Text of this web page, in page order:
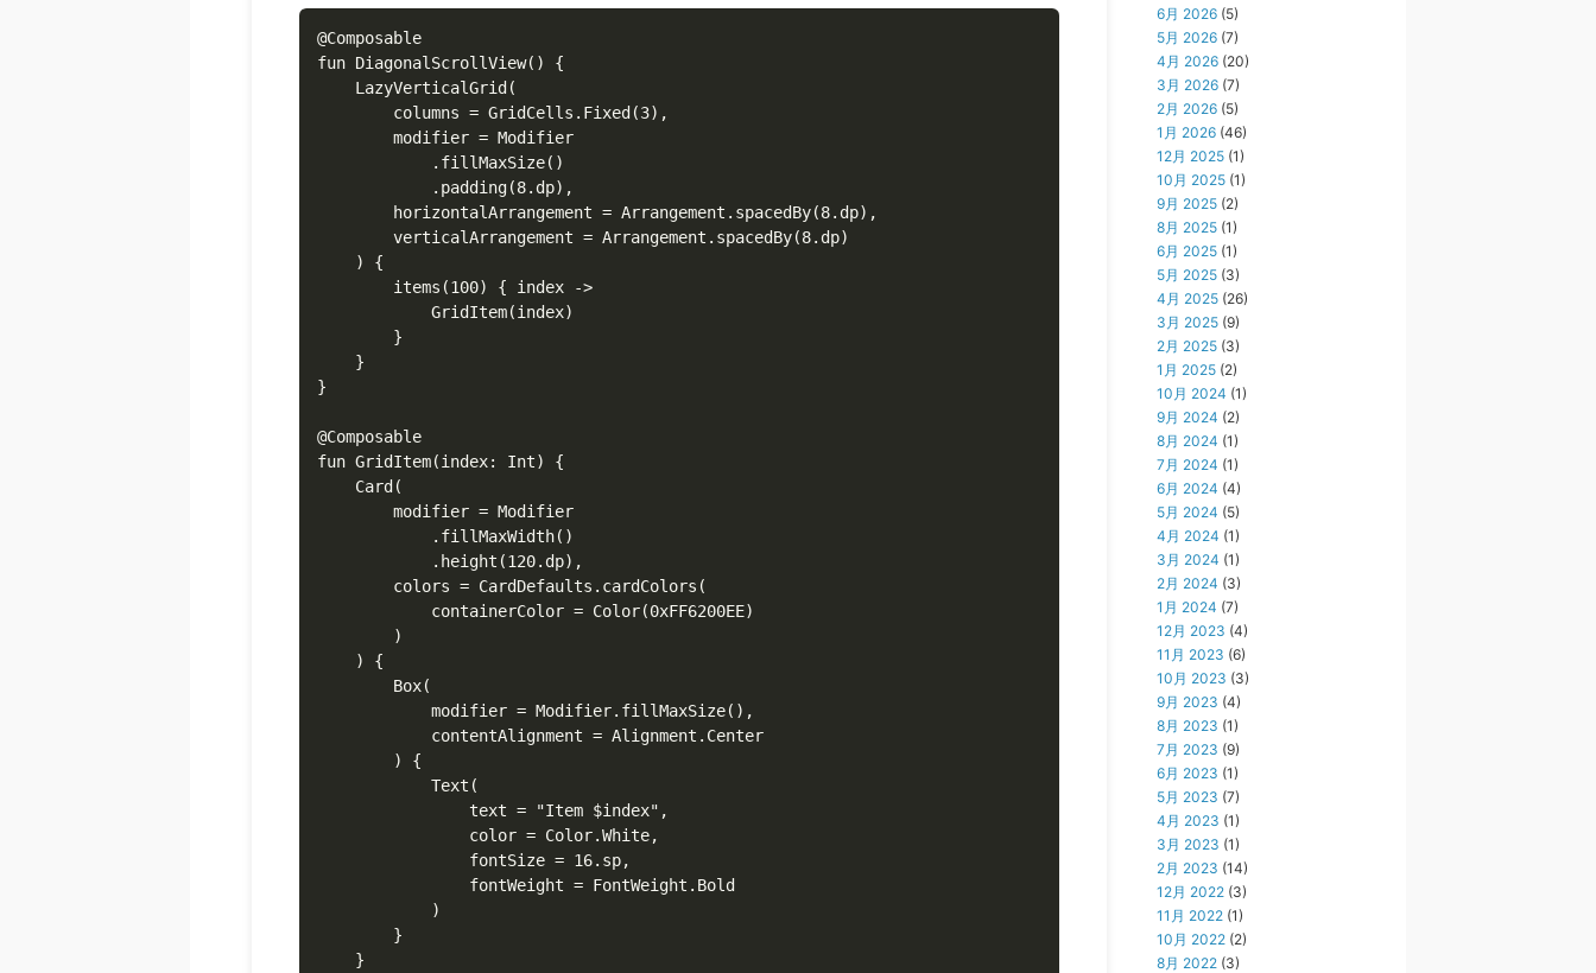
@Composable
fun DiagonalScrollView() {
    LazyVerticalGrid(
        columns = GridCells.Fixed(3),
        modifier = Modifier
            .fillMaxSize()
            .padding(8.dp),
        horizontalArrangement = Arrangement.spacedBy(8.dp),
        verticalArrangement = Arrangement.spacedBy(8.dp)
    ) {
        items(100) { index ->
            GridItem(index)
        }
    }
}
@Composable
fun GridItem(index: Int) {
    Card(
        modifier = Modifier
            .fillMaxWidth()
            .height(120.dp),
        colors = CardDefaults.cardColors(
            containerColor = Color(0xFF6200EE)
        )
    ) {
        Box(
            modifier = Modifier.fillMaxSize(),
            contentAlignment = Alignment.Center
        ) {
            Text(
                text = "Item $index",
                color = Color.White,
                fontSize = 16.sp,
                fontWeight = FontWeight.Bold
            )
        }
    }
6月 2026 (5)
5月 2026 (7)
4月 2026 (20)
3月 2026 (7)
2月 2026 (5)
1月 2026 (46)
12月 2025 (1)
10月 2025 (1)
9月 2025 (2)
8月 2025 (1)
6月 2025 (1)
5月 2025 (3)
4月 2025 (26)
3月 2025 (9)
2月 2025 (3)
1月 2025 (2)
10月 2024 (1)
9月 2024 (2)
8月 2024 (1)
7月 2024 (1)
6月 2024 (4)
5月 2024 (5)
4月 2024 (1)
3月 2024 (1)
2月 2024 (3)
1月 2024 (7)
12月 2023 (4)
11月 2023 (6)
10月 2023 (3)
9月 2023 (4)
8月 2023 (1)
7月 2023 (9)
6月 2023 (1)
5月 2023 (7)
4月 2023 (1)
3月 2023 (1)
2月 2023 (14)
12月 2022 (3)
11月 2022 (1)
10月 2022 (2)
8月 2022 (3)